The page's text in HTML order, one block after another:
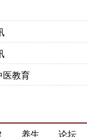
医教育
养生 论坛